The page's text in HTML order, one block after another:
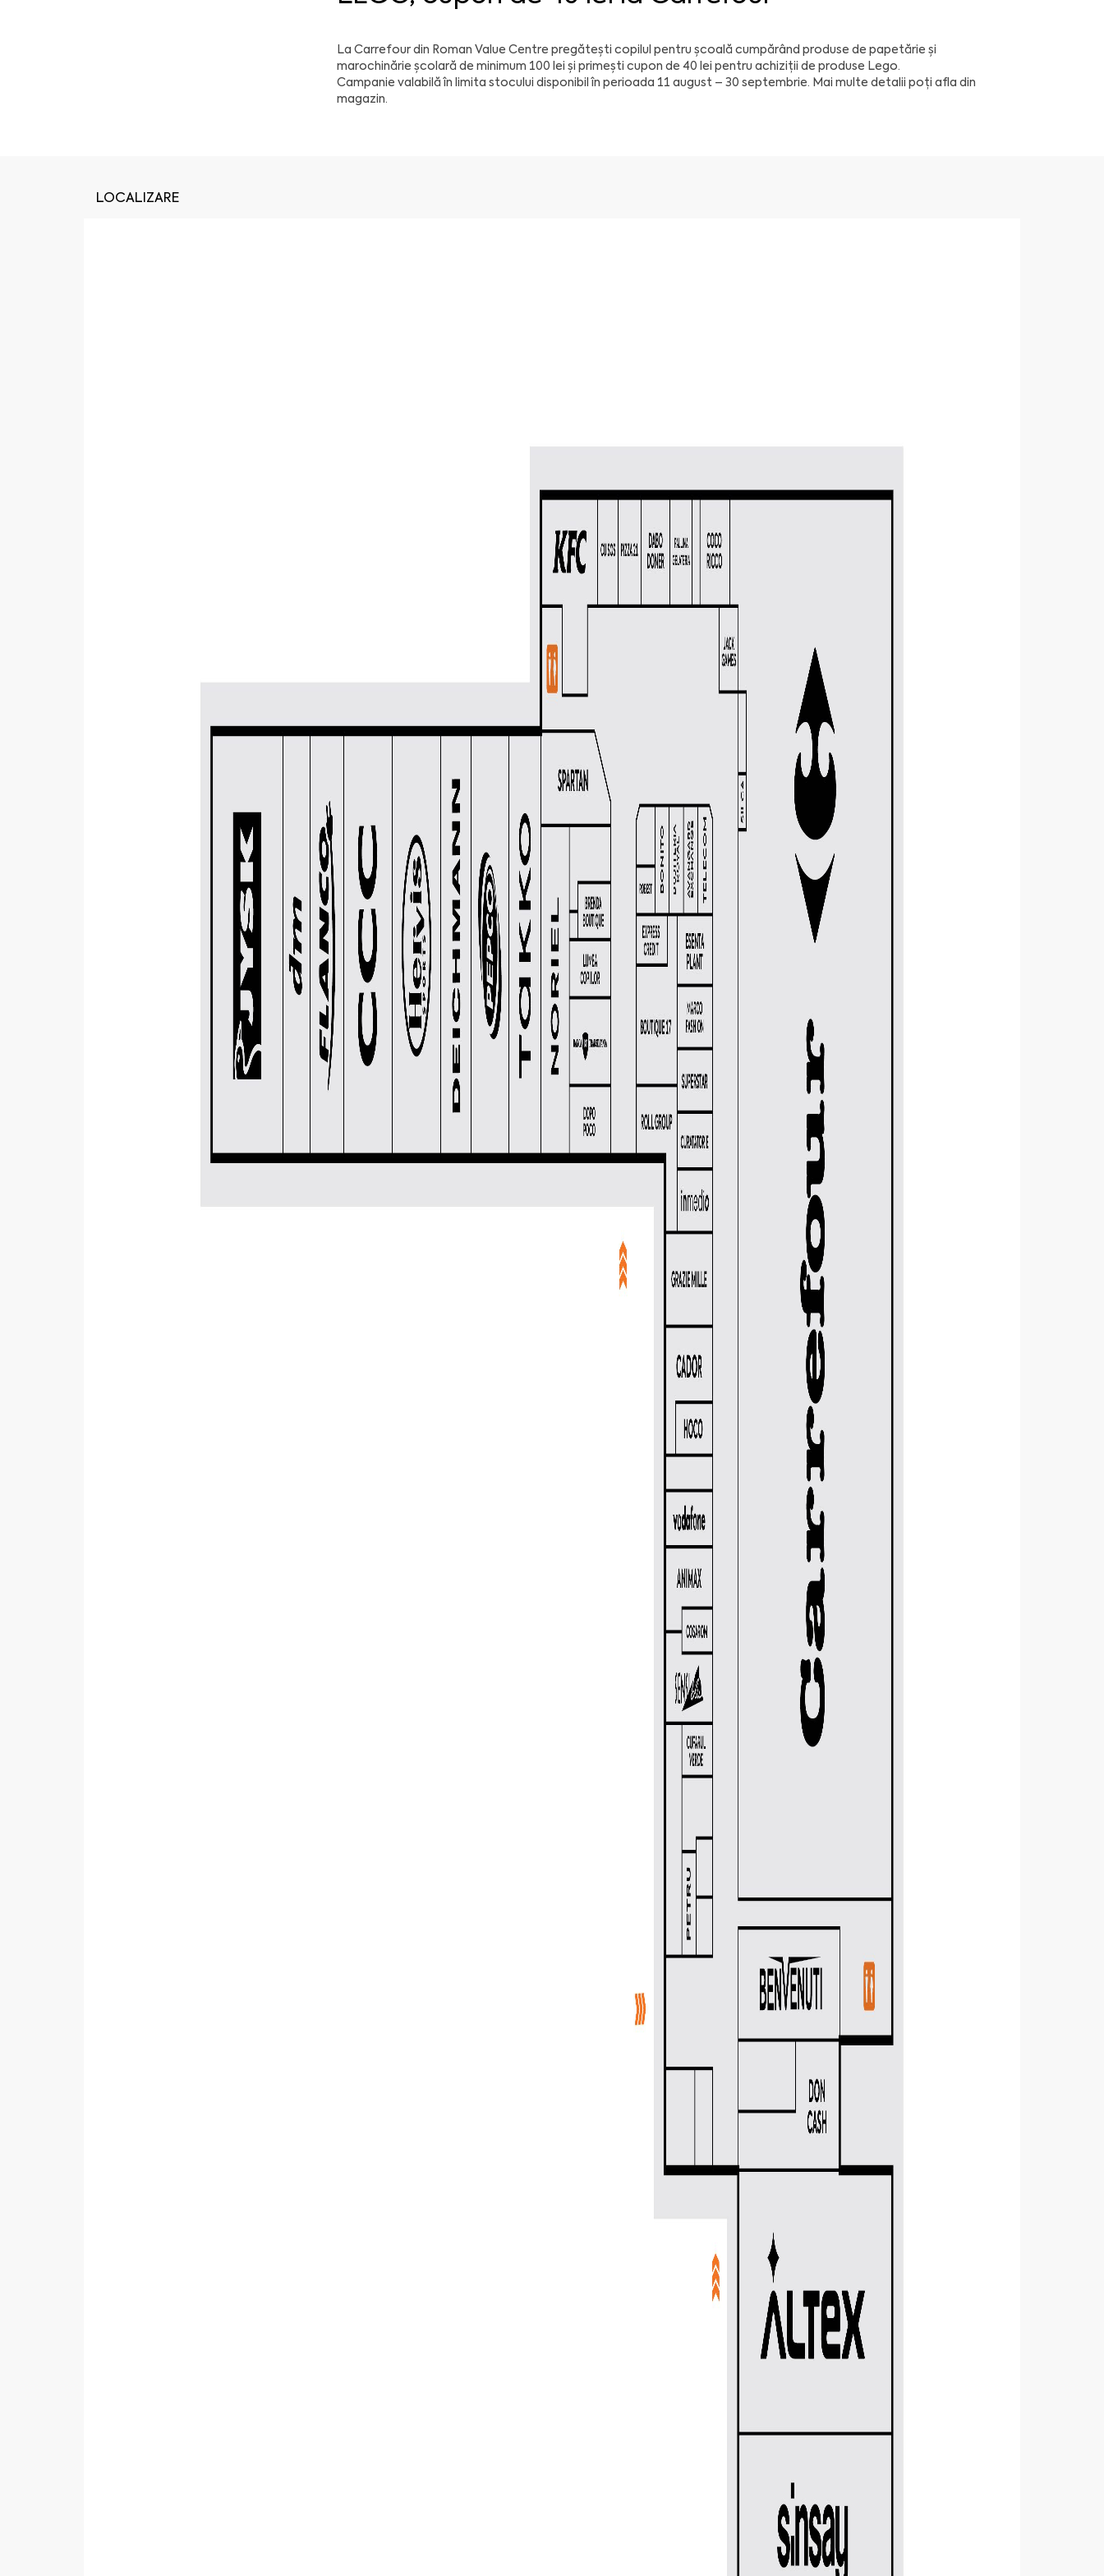
La Carrefour din Roman Value Centre pregătești copilul pentru școală cumpărând produse de papetărie și
marochinărie școlară de minimum 100 lei și primești cupon de 40 lei pentru achiziții de produse Lego.
Campanie valabilă în limita stocului disponibil în perioada 11 august – 30 septembrie. Mai multe detalii poți afla din
magazin.
LOCALIZARE